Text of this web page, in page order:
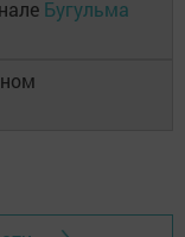
Бугульма